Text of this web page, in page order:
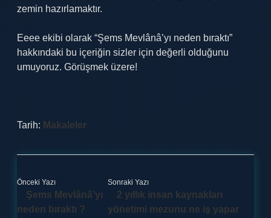
zemin hazırlamaktır.
Eeee ekibi olarak “Şems Mevlânâ’yı neden bıraktı”
hakkındaki bu içeriğin sizler için değerli olduğunu
umuyoruz. Görüşmek üzere!
Tarih: Makaleler
Önceki Yazı
Şems Mevlânâ’yı
neden bıraktı ?
Sonraki Yazı
2 yıllık insan kaynakları
yönetimi mezunu ne iş yapar